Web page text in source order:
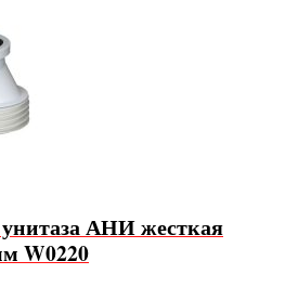
АНИ жесткая
W0220